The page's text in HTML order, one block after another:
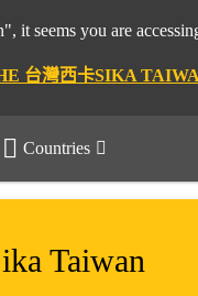
it seems you are
台灣西卡SIKA
Countries
Taiwan